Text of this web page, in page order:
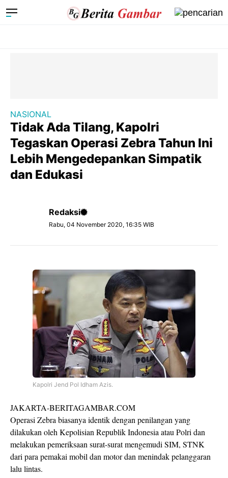
NASIONAL
Tidak Ada Tilang, Kapolri
Tegaskan Operasi Zebra Tahun Ini
Lebih Mengedepankan Simpatik
dan Edukasi
Redaksi
Rabu, 04 November 2020, 16:35 WIB
Kapolri Jend Pol Idham Azis.
JAKARTA-BERITAGAMBAR.COM
Operasi Zebra biasanya identik dengan penilangan yang
dilakukan oleh Kepolisian Republik Indonesia atau Polri dan
melakukan pemeriksaan surat-surat mengemudi SIM, STNK
dari para pemakai mobil dan motor dan menindak pelanggaran
lalu lintas.